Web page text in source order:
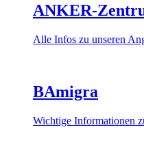
ANKER-
Alle Infos zu unseren
BAmigra
Wichtige Informationen